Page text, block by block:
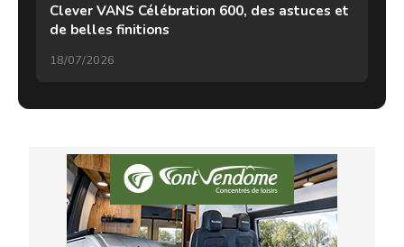
Clever VANS Célébration 600, des astuces et
de belles finitions
18/07/2026